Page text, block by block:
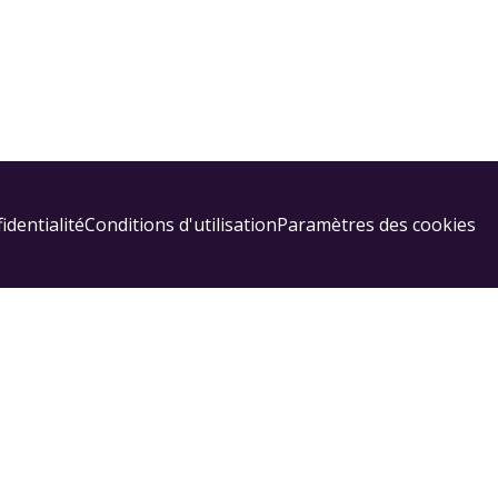
Conditions d'utilisationParamètres des cookies